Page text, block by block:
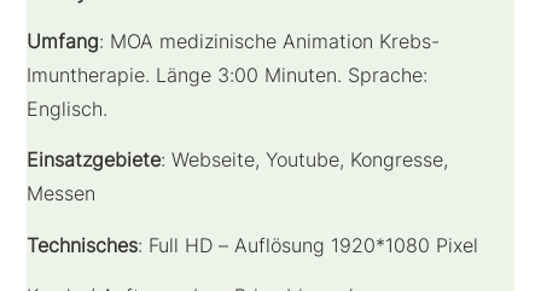
Umfang: MOA medizinische Animation Krebs-
Imuntherapie. Länge 3:00 Minuten. Sprache:
Englisch.
Einsatzgebiete: Webseite, Youtube, Kongresse,
Messen
Technisches: Full HD – Auflösung 1920*1080 Pixel